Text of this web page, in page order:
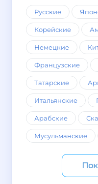
Русские
Корейские
Немецкие
Французские
Татарские
Итальянские
Арабские
Мусульманские